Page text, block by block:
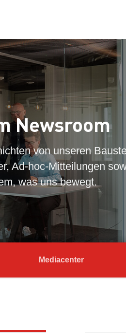
Newsroom
von unseren
Ad-hoc-Mitteilungen
was uns bewegt.
Mediacenter